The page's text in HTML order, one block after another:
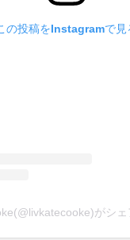
の投稿をInstagramで見
がシェ